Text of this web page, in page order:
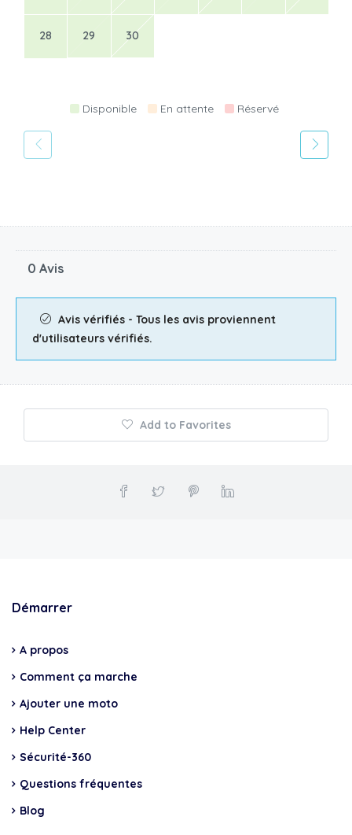
28 29 30
Disponible En attente Réservé
0 Avis
Avis vérifiés - Tous les avis proviennent
d'utilisateurs vérifiés.
Add to Favorites
Démarrer
A propos
Comment ça marche
Ajouter une moto
Help Center
Sécurité-360
Questions fréquentes
Blog